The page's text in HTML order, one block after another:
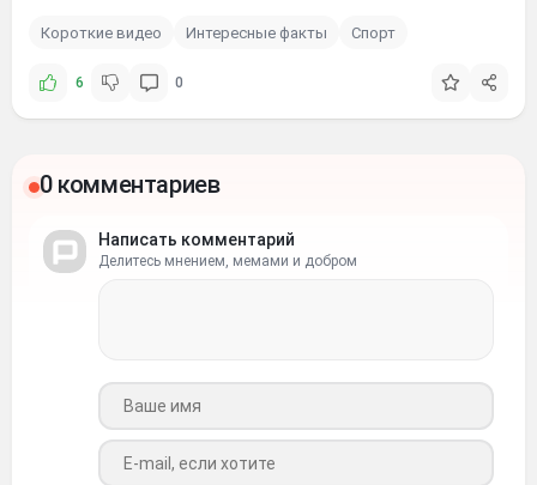
Короткие видео Интересные факты Спорт
6 0
0 комментариев
Написать комментарий
Делитесь мнением, мемами и добром
Ваше имя
Ваш e-mail